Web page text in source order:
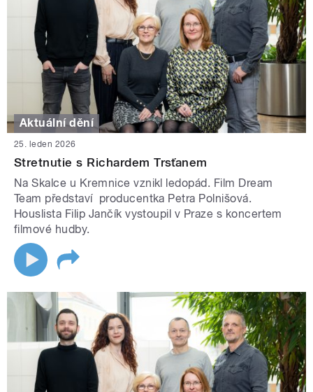
Aktuální dění
25. leden 2026
Stretnutie s Richardem Trsťanem
Na Skalce u Kremnice vznikl ledopád. Film Dream
Team představí producentka Petra Polnišová.
Houslista Filip Jančík vystoupil v Praze s koncertem
filmové hudby.